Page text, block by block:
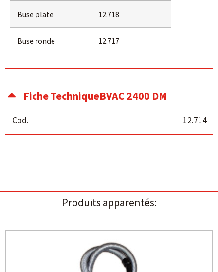
Buse plate 12.718
Buse ronde 12.717
Fiche TechniqueBVAC 2400 DM
Cod. 12.714
Produits apparentés: